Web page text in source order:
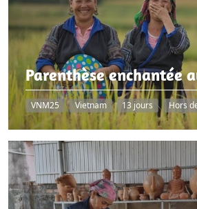
Parenthèse enchantée
VNM25 Vietnam 13 jours Hors